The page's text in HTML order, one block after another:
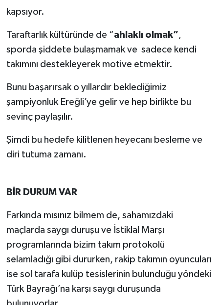
kapsıyor.
Taraftarlık kültüründe de “ahlaklı olmak”,
sporda şiddete bulaşmamak ve sadece kendi
takımını destekleyerek motive etmektir.
Bunu başarırsak o yıllardır beklediğimiz
şampiyonluk Ereğli’ye gelir ve hep birlikte bu
sevinç paylaşılır.
Şimdi bu hedefe kilitlenen heyecanı besleme ve
diri tutuma zamanı.
BİR DURUM VAR
Farkında mısınız bilmem de, sahamızdaki
maçlarda saygı duruşu ve İstiklal Marşı
programlarında bizim takım protokolü
selamladığı gibi dururken, rakip takımın oyuncuları
ise sol tarafa kulüp tesislerinin bulunduğu yöndeki
Türk Bayrağı’na karşı saygı duruşunda